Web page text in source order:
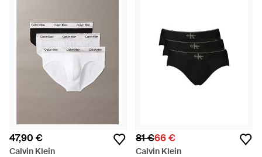
47,90 €
Calvin Klein
81 €66 €
Calvin Klein